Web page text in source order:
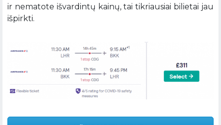
ir nematote išvardintų kainų, tai tikriausiai bilietai jau
išpirkti.